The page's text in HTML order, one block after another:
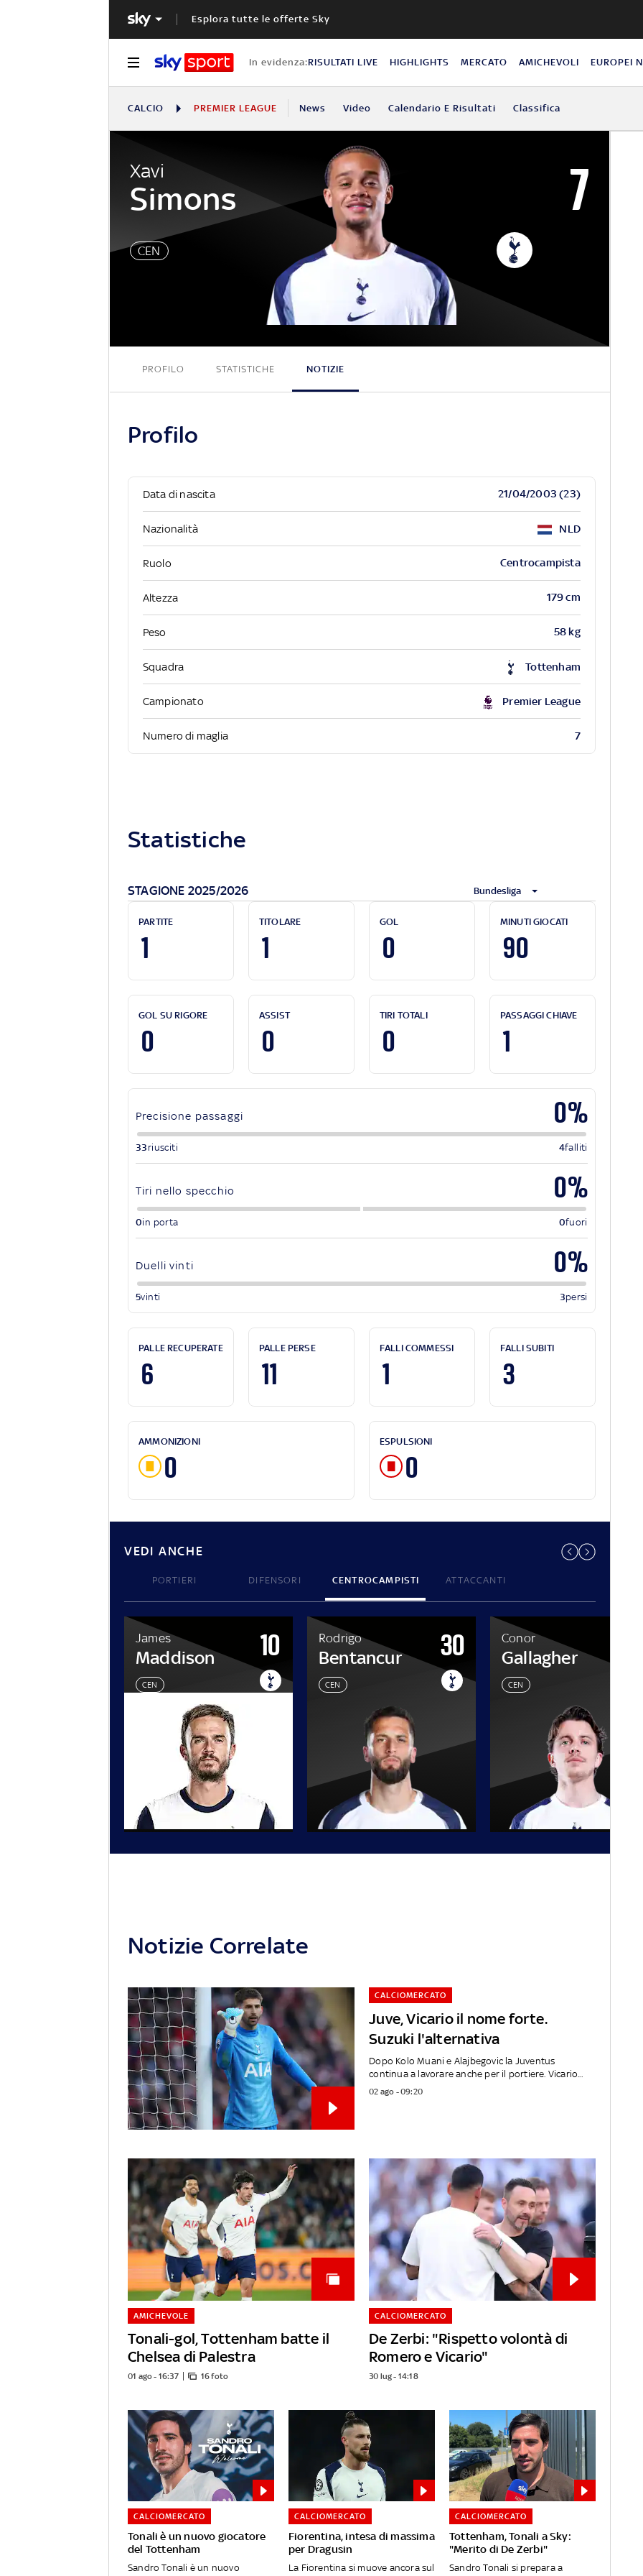
Esplora tutte le offerte Sky
In evidenza:RISULTATI LIVE HIGHLIGHTS MERCATO AMICHEVOLI EUROPEI
CALCIO PREMIER LEAGUE News Video Calendario E Risultati Classifica
Xavi
Simons
CEN
7
Xavi Simons
PROFILO STATISTICHE NOTIZIE
Profilo
Data di nascita 21/04/2003 (23)
Nazionalità NLD
Ruolo Centrocampista
Altezza 179 cm
Peso 58 kg
Squadra Tottenham
Campionato Premier League
Numero di maglia 7
Statistiche
STAGIONE 2025/2026 Bundesliga
PARTITE
1
TITOLARE
1
GOL
0
MINUTI GIOCATI
90
GOL SU RIGORE
0
ASSIST
0
TIRI TOTALI
0
PASSAGGI CHIAVE
1
Precisione passaggi 0%
33 riusciti 4falliti
Tiri nello specchio 0%
0in porta 0fuori
Duelli vinti 0%
5vinti 3persi
PALLE RECUPERATE
6
PALLE PERSE
11
FALLI COMMESSI
1
FALLI SUBITI
3
AMMONIZIONI
0
ESPULSIONI
0
VEDI ANCHE
PORTIERI DIFENSORI CENTROCAMPISTI ATTACCANTI
James
Maddison
CEN
10 Rodrigo
Bentancur
CEN
30 Conor
Gallagher
CEN
Notizie Correlate
Juve, Vicario il nome forte.
Suzuki l'alternativa
CALCIOMERCATO
Dopo Kolo Muani e Alajbegovic la Juventus
continua a lavorare anche per il portiere. Vicario...
02 ago - 09:20
Tonali-gol, Tottenham batte il
Chelsea di Palestra
AMICHEVOLE
01 ago - 16:37 16 foto
De Zerbi: "Rispetto volontà di
Romero e Vicario"
CALCIOMERCATO
30 lug - 14:18
Tonali è un nuovo giocatore
del Tottenham
CALCIOMERCATO
Sandro Tonali è un nuovo
Fiorentina, intesa di massima
per Dragusin
CALCIOMERCATO
La Fiorentina si muove ancora sul
Tottenham, Tonali a Sky:
"Merito di De Zerbi"
CALCIOMERCATO
Sandro Tonali si prepara a